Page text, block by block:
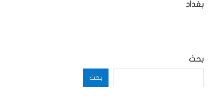
بغداد
بحث
بحث